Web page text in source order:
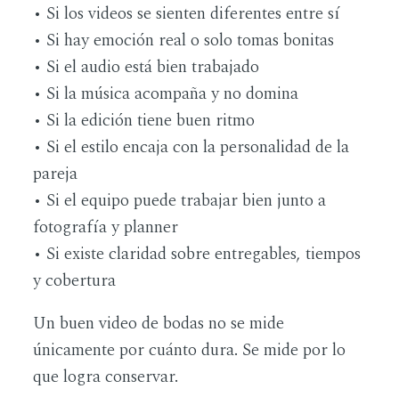
• Si los videos se sienten diferentes entre sí
• Si hay emoción real o solo tomas bonitas
• Si el audio está bien trabajado
• Si la música acompaña y no domina
• Si la edición tiene buen ritmo
• Si el estilo encaja con la personalidad de la
pareja
• Si el equipo puede trabajar bien junto a
fotografía y planner
• Si existe claridad sobre entregables, tiempos
y cobertura
Un buen video de bodas no se mide
únicamente por cuánto dura. Se mide por lo
que logra conservar.